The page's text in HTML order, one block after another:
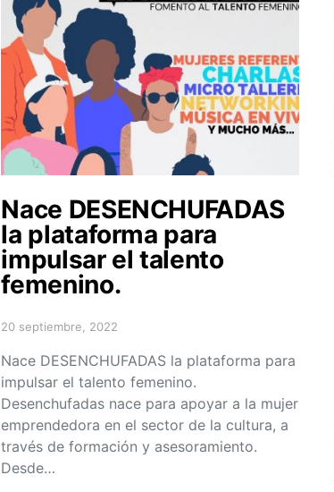
Nace DESENCHUFADAS
la plataforma para
impulsar el talento
femenino.
Posted on
20 septiembre, 2022
Nace DESENCHUFADAS la plataforma para
impulsar el talento femenino.
Desenchufadas nace para apoyar a la mujer
emprendedora en el sector de la cultura, a
través de formación y asesoramiento.
Desde…